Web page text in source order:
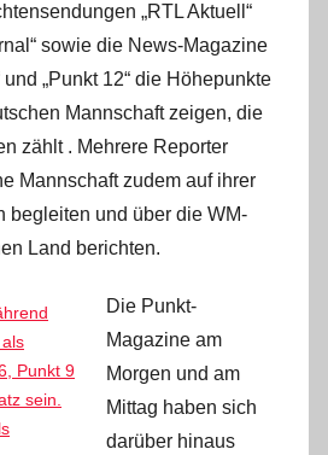
„RTL Aktuell“
sowie die News-Magazine
und „Punkt 12“ die Höhepunkte
Mannschaft zeigen, die
zählt . Mehrere Reporter
Mannschaft zudem auf ihrer
begleiten und über die WM-
Land berichten.
Die Punkt-
Magazine am
Morgen und am
Mittag haben sich
darüber hinaus